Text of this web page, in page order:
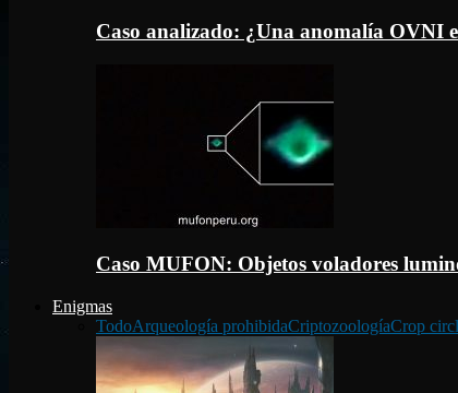
Caso analizado: ¿Una anomalía OVNI
Caso MUFON: Objetos voladores
Enigmas
TodoArqueología prohibidaCriptozoologíaCrop